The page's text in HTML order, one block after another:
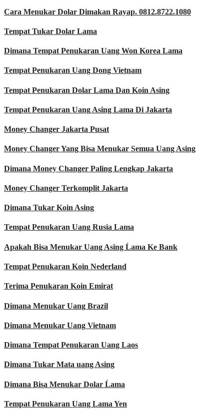
Cara Menukar Dolar Dimakan Rayap. 0812.8722.1080
Tempat Tukar Dolar Lama
Dimana Tempat Penukaran Uang Won Korea Lama
Tempat Penukaran Uang Dong Vietnam
Tempat Penukaran Dolar Lama Dan Koin Asing
Tempat Penukaran Uang Asing Lama Di Jakarta
Money Changer Jakarta Pusat
Money Changer Yang Bisa Menukar Semua Uang Asing
Dimana Money Changer Paling Lengkap Jakarta
Money Changer Terkomplit Jakarta
Dimana Tukar Koin Asing
Tempat Penukaran Uang Rusia Lama
Apakah Bisa Menukar Uang Asing Ĺama Ke Bank
Tempat Penukaran Koin Nederland
Terima Penukaran Koin Emirat
Dimana Menukar Uang Brazil
Dimana Menukar Uang Vietnam
Dimana Tempat Penukaran Uang Laos
Dimana Tukar Mata uang Asing
Dimana Bisa Menukar Dolar Ĺama
Tempat Penukaran Uang Lama Yen